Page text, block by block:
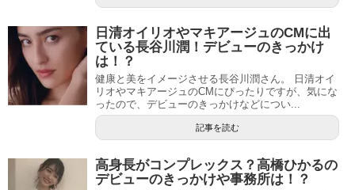
日清オイリオやマキアージュのCMに出
ている長谷川潤！デビューのきっかけ
は！？
健康と美をイメージさせる長谷川潤さん。 日清オイ
リオやマキアージュのCMにぴったりですが、気にな
ったので、デビューのきっかけなどについ...
記事を読む
高身長がコンプレックス？高橋ひかるの
デビューのきっかけや事務所は！？